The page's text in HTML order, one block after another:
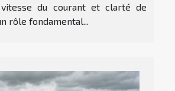
vitesse du courant et clarté de
rôle fondamental...